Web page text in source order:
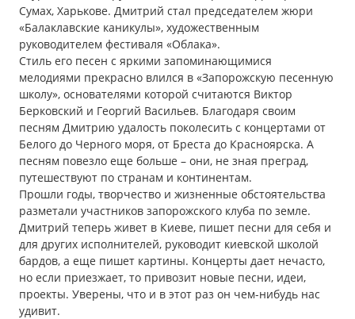
Сумах, Харькове. Дмитрий стал председателем жюри
«Балаклавские каникулы», художественным
руководителем фестиваля «Облака».
Стиль его песен с яркими запоминающимися
мелодиями прекрасно влился в «Запорожскую песенную
школу», основателями которой считаются Виктор
Берковский и Георгий Васильев. Благодаря своим
песням Дмитрию удалость поколесить c концертами от
Белого до Черного моря, от Бреста до Красноярска. А
песням повезло еще больше – они, не зная преград,
путешествуют по странам и континентам.
Прошли годы, творчество и жизненные обстоятельства
разметали участников запорожского клуба по земле.
Дмитрий теперь живет в Киеве, пишет песни для себя и
для других исполнителей, руководит киевской школой
бардов, а еще пишет картины. Концерты дает нечасто,
но если приезжает, то привозит новые песни, идеи,
проекты. Уверены, что и в этот раз он чем-нибудь нас
удивит.